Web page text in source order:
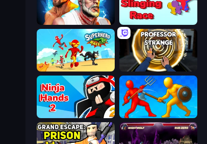
Fighter Legends Duo Web Slinging Race
Superhero Race! Professor Strange
Ninja Hands 2 Epic Sword Battle! Fight in Arena